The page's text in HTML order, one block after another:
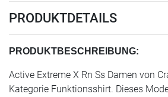
PRODUKTDETAILS
PRODUKTBESCHREIBUNG:
Active Extreme X Rn Ss Damen von
Kategorie Funktionsshirt. Dieses